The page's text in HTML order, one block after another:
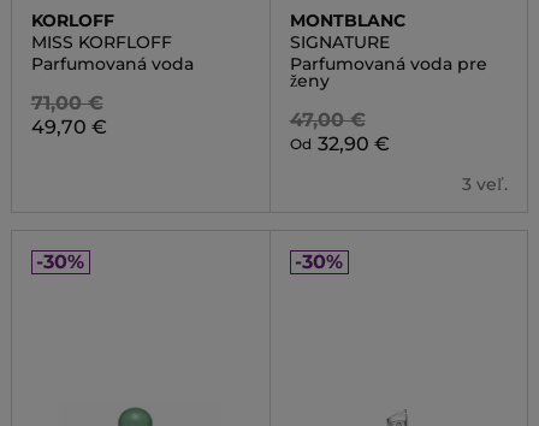
KORLOFF
MISS KORFLOFF
Parfumovaná voda
71,00 €
49,70 €
MONTBLANC
SIGNATURE
Parfumovaná voda pre
ženy
47,00 €
Od 32,90 €
3 veľ.
-30% -30%